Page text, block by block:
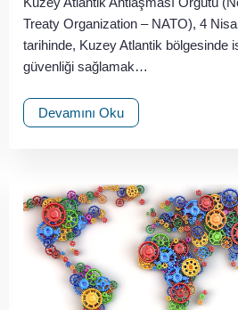
Treaty Organization – NATO), 4
tarihinde, Kuzey Atlantik bölgesinde
güvenliği sağlamak…
Devamını Oku